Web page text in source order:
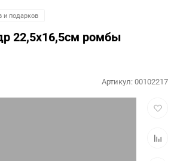
и подарков
22,5х16,5см ромбы
Артикул:00102217